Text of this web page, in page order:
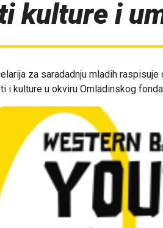
kulture i
za saradadnju mladih
i kulture u okviru Omladinskog